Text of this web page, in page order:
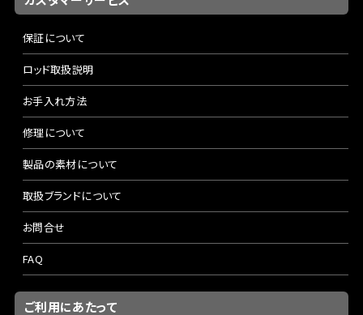
保証について
ロッド取扱説明
お手入れ方法
修理について
製品の素材について
取扱ブランドについて
お問合せ
FAQ
ご利用にあたって